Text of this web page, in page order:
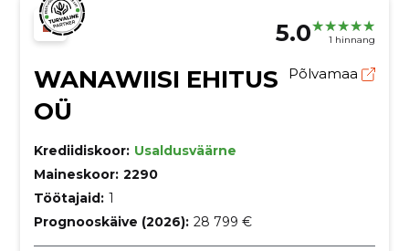
5.0 1 hinnang
WANAWIISI EHITUS
OÜ
Põlvamaa
Krediidiskoor: Usaldusväärne
Maineskoor: 2290
Töötajaid: 1
Prognooskäive (2026): 28 799 €